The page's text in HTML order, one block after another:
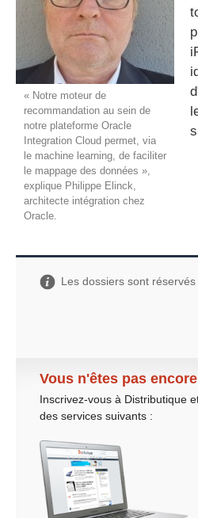
« Notre moteur de
recommandation au sein de
notre plateforme Oracle
Integration Cloud permet, via
le machine learning, de faciliter
le mappage des données »,
explique Philippe Elinck,
architecte intégration chez
Oracle.
Les dossiers sont
Vous n'êtes pas
Inscrivez-vous à Distributique
des services suivants :